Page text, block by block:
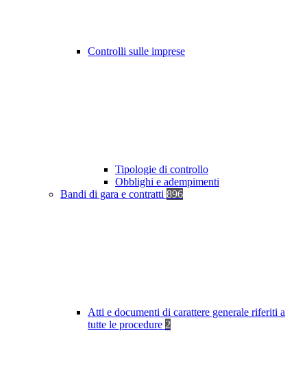
Controlli sulle imprese
Tipologie di controllo
Obblighi e adempimenti
Bandi di gara e contratti 896
Atti e documenti di carattere generale riferiti a
tutte le procedure 2